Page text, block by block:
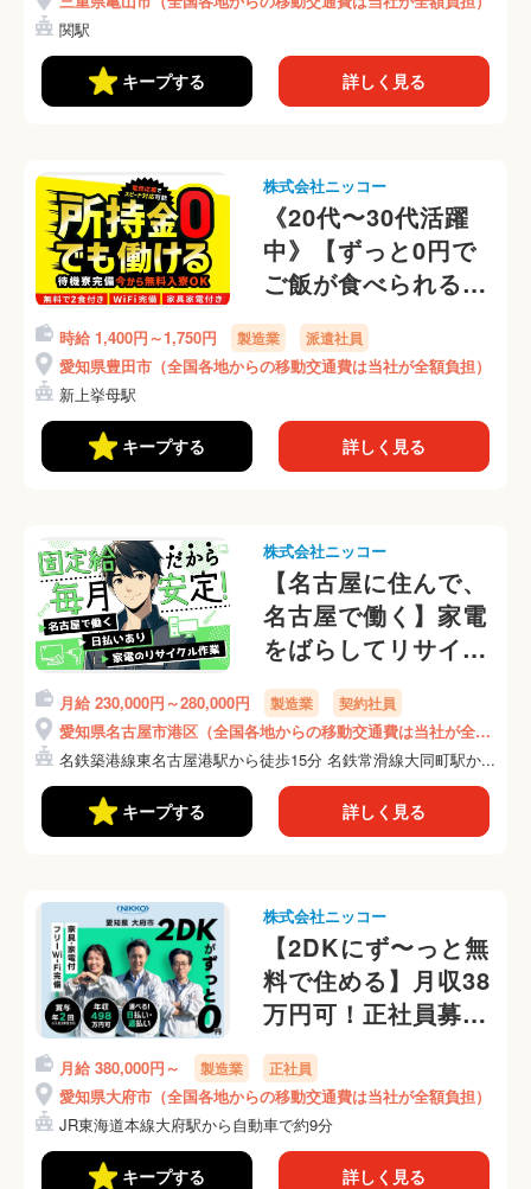
◎ベアリングの検
査・梱包(421-3)
関駅
キープする 詳しく見る
株式会社ニッコー
《20代〜30代活躍
中》【ずっと0円で
ご飯が食べられる
♪】正社員登用あり
◎タイヤを運ぶ作業
◎通勤の交通費『全
額』支給◎(311-3)
時給 1,400円～1,750円 製造業 派遣社員
愛知県豊田市（全国各地からの移動交通費は当社が全額負担）
新上挙母駅
キープする 詳しく見る
株式会社ニッコー
【名古屋に住んで、
名古屋で働く】家電
をばらしてリサイク
ル！毎日現金で日払
い可！携帯ナシでも
入社OK！食事付
き・Wi-Fi使い放題
◎(7-2)
月給 230,000円～280,000円 製造業 契約社員
愛知県名古屋市港区（全国各地からの移動交通費は当社が全額
負担）
名鉄築港線東名古屋港駅から徒歩15分 名鉄常滑線大同町駅か...
キープする 詳しく見る
株式会社ニッコー
【2DKにず〜っと無
料で住める】月収38
万円可！正社員募集
◎中卒・高卒の社員
活躍中！就業先まで
0円で移動
OK◎(285-1)
月給 380,000円～ 製造業 正社員
愛知県大府市（全国各地からの移動交通費は当社が全額負担）
JR東海道本線大府駅から自動車で約9分
キープする 詳しく見る